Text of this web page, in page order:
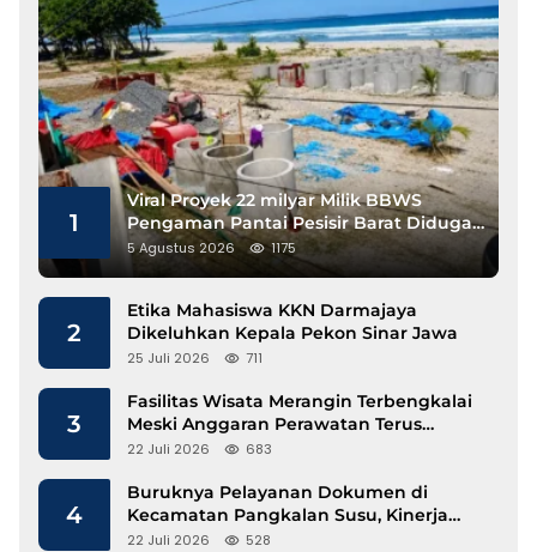
1
Viral Proyek 22 milyar Milik BBWS
Pengaman Pantai Pesisir Barat Diduga
Gunakan Besi Banci
5 Agustus 2026 1175
2
Etika Mahasiswa KKN Darmajaya
Dikeluhkan Kepala Pekon Sinar Jawa
25 Juli 2026 711
3
Fasilitas Wisata Merangin Terbengkalai
Meski Anggaran Perawatan Terus
Mengalir
22 Juli 2026 683
4
Buruknya Pelayanan Dokumen di
Kecamatan Pangkalan Susu, Kinerja
Disdukcapil Langkat Disorot
22 Juli 2026 528